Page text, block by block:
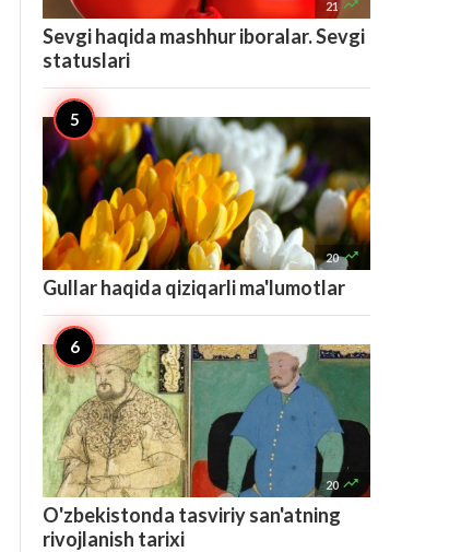
21 
Sevgi haqida mashhur iboralar. Sevgi
statuslari
20 
Gullar haqida qiziqarli ma'lumotlar
20 
O'zbekistonda tasviriy san'atning
rivojlanish tarixi